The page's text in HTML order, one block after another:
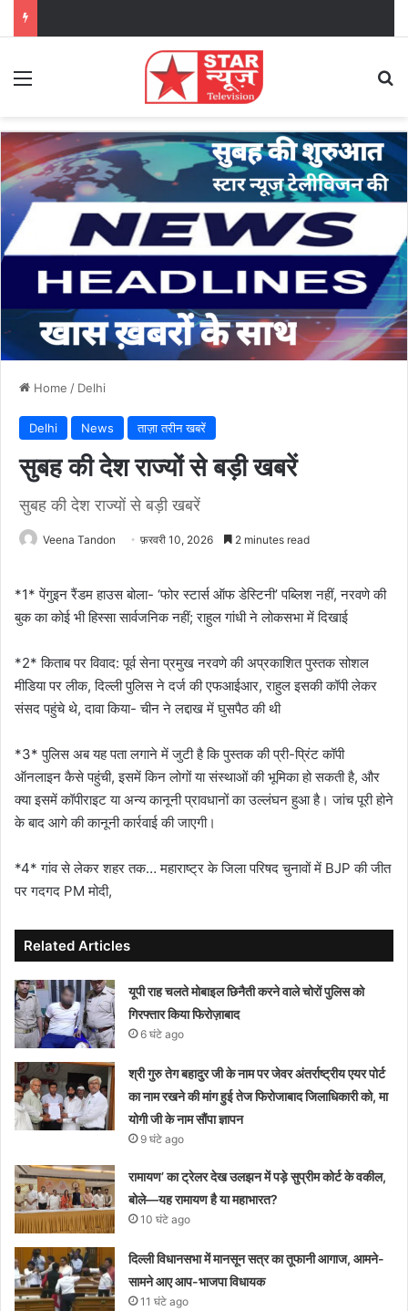
Menu
Home / Delhi
Delhi News ताज़ा तरीन खबरें
सुबह की देश राज्यों से बड़ी खबरें
सुबह की देश राज्यों से बड़ी खबरें
Veena Tandon फ़रवरी 10, 2026 2 minutes read
*1* पेंगुइन रैंडम हाउस बोला- ‘फोर स्टार्स ऑफ डेस्टिनी’ पब्लिश नहीं, नरवणे की
बुक का कोई भी हिस्सा सार्वजनिक नहीं; राहुल गांधी ने लोकसभा में दिखाई
*2* किताब पर विवाद: पूर्व सेना प्रमुख नरवणे की अप्रकाशित पुस्तक सोशल
मीडिया पर लीक, दिल्ली पुलिस ने दर्ज की एफआईआर, राहुल इसकी कॉपी लेकर
संसद पहुंचे थे, दावा किया- चीन ने लद्दाख में घुसपैठ की थी
*3* पुलिस अब यह पता लगाने में जुटी है कि पुस्तक की प्री-प्रिंट कॉपी
ऑनलाइन कैसे पहुंची, इसमें किन लोगों या संस्थाओं की भूमिका हो सकती है, और
क्या इसमें कॉपीराइट या अन्य कानूनी प्रावधानों का उल्लंघन हुआ है। जांच पूरी होने
के बाद आगे की कानूनी कार्रवाई की जाएगी।
*4* गांव से लेकर शहर तक… महाराष्ट्र के जिला परिषद चुनावों में BJP की जीत
पर गदगद PM मोदी,
Related Articles
यूपी राह चलते मोबाइल छिनैती करने वाले चोरों पुलिस को
गिरफ्तार किया फिरोज़ाबाद
6 घंटे ago
श्री गुरु तेग बहादुर जी के नाम पर जेवर अंतर्राष्ट्रीय एयर पोर्ट
का नाम रखने की मांग हुई तेज फिरोजाबाद जिलाधिकारी को, मा
योगी जी के नाम सौंपा ज्ञापन
9 घंटे ago
रामायण’ का ट्रेलर देख उलझन में पड़े सुप्रीम कोर्ट के वकील,
बोले—यह रामायण है या महाभारत?
10 घंटे ago
दिल्ली विधानसभा में मानसून सत्र का तूफानी आगाज, आमने-
सामने आए आप-भाजपा विधायक
11 घंटे ago